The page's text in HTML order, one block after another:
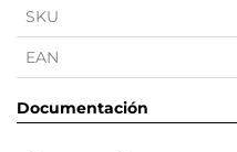
SKU
EAN
Documentación